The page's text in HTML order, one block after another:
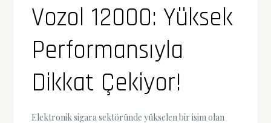
Vozol 12000: Yüksek
Performansıyla
Dikkat Çekiyor!
Elektronik sigara sektöründe yükselen bir isim olan